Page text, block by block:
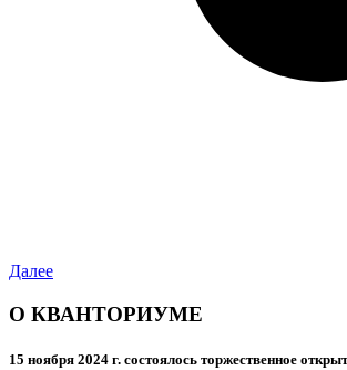
Далее
О КВАНТОРИУМЕ
15 ноября 2024 г. состоялось торжественное